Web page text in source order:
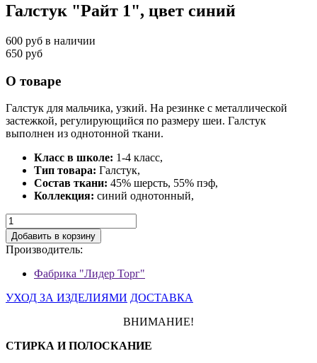
Галстук "Райт 1", цвет синий
600 руб в наличии
650 руб
О товаре
Галстук для мальчика, узкий. На резинке с металлической
застежкой, регулирующийся по размеру шеи. Галстук
выполнен из однотонной ткани.
Класс в школе: 1-4 класс,
Тип товара: Галстук,
Состав ткани: 45% шерсть, 55% пэф,
Коллекция: синий однотонный,
Добавить в корзину
Производитель:
Фабрика "Лидер Торг"
УХОД ЗА ИЗДЕЛИЯМИ ДОСТАВКА
ВНИМАНИЕ!
СТИРКА И ПОЛОСКАНИЕ